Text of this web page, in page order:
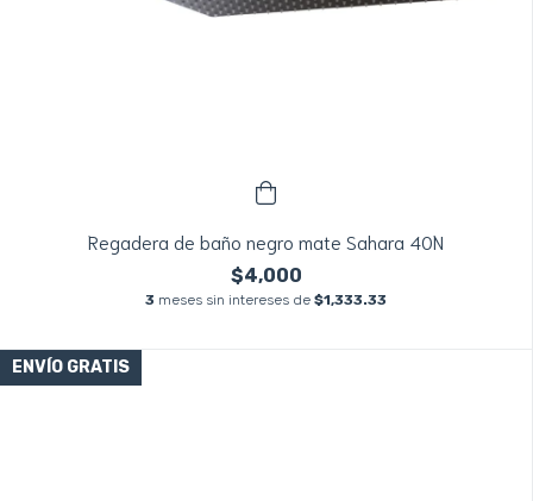
Regadera de baño negro mate Sahara 40N
$4,000
3 meses sin intereses de $1,333.33
ENVÍO GRATIS